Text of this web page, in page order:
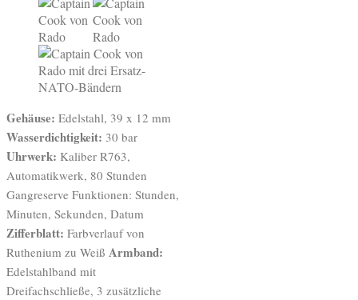
Gehäuse: Edelstahl, 39 x 12 mm
Wasserdichtigkeit: 30 bar
Uhrwerk: Kaliber R763,
Automatikwerk, 80 Stunden
Gangreserve Funktionen: Stunden,
Minuten, Sekunden, Datum
Zifferblatt: Farbverlauf von
Ruthenium zu Weiß Armband:
Edelstahlband mit
Dreifachschließe, 3 zusätzliche